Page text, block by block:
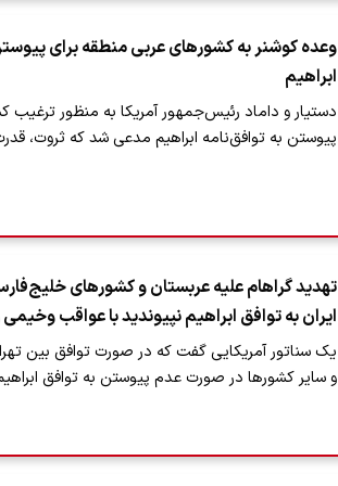
وعده کوشنر به کشورهای عربی منطقه برای
ابراهیم
دستیار و داماد رئیس‌جمهور آمریکا به منظور ترغیب
پیوستن به توافق‌نامه ابراهیم مدعی شد که ثروت،
تهدید گراهام علیه عربستان و کشورهای
ایران به توافق ابراهیم نپیوندید با عواقب
یک سناتور آمریکایی گفت که در صورت توافق بین
و سایر کشورها در صورت عدم پیوستن به توافق